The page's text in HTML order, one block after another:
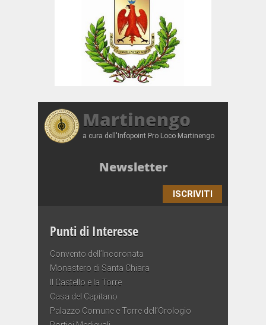
Martinengo
a cura dell'Infopoint Pro Loco Martinengo
Newsletter
ISCRIVITI
Punti di Interesse
Convento dell’Incoronata
Monastero di Santa Chiara
Il Castello e la Torre
Casa del Capitano
Palazzo Comune e Torre dell’Orologio